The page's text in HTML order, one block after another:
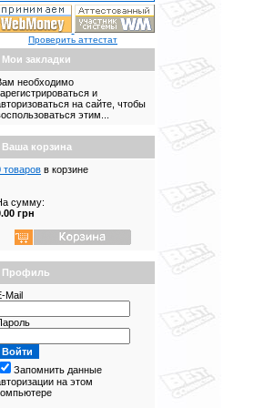
Проверить аттестат
Мои закладки
необходимо
и
на сайте, чтобы
этим...
Ваша корзина
товаров в корзине
сумму:
грн
Профиль
Mail
Запомнить данные
на этом